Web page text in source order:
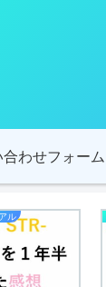
わせフォーム
ル